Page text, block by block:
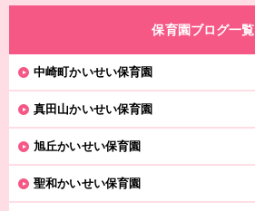
保育園ブログ一覧
中崎町かいせい保育園
真田山かいせい保育園
旭丘かいせい保育園
聖和かいせい保育園